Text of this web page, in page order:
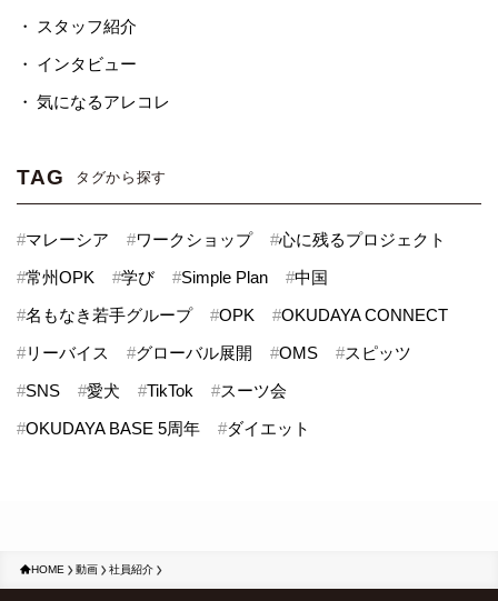
スタッフ紹介
インタビュー
気になるアレコレ
TAG タグから探す
#マレーシア #ワークショップ #心に残るプロジェクト
#常州OPK #学び #Simple Plan #中国
#名もなき若手グループ #OPK #OKUDAYA CONNECT
#リーバイス #グローバル展開 #OMS #スピッツ
#SNS #愛犬 #TikTok #スーツ会
#OKUDAYA BASE 5周年 #ダイエット
HOME 動画 社員紹介